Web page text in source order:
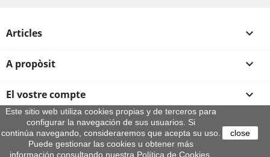
Articles 
A propòsit 
El vostre compte 
Informació sobre la botiga
Este sitio web utiliza cookies propias y de terceros para
configurar la navegación de sus usuarios. Si
continúa navegando, consideraremos que acepta su uso.
Puede gestionar las cookies u obtener más
información consultando nuestra Política de Cookies.
close
© 2026 - By Aeroteca